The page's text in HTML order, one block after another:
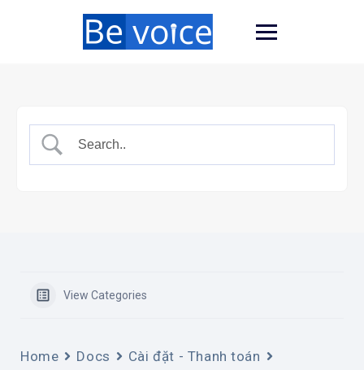
View Categories
Home Docs
Cài đặt - Thanh toán